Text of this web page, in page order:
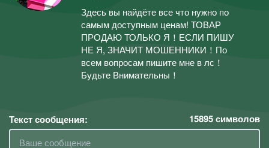
Здесь вы найдёте все что нужно по
самым доступным ценам! ТОВАР
ПРОДАЮ ТОЛЬКО Я！ЕСЛИ ПИШУ
НЕ Я, ЗНАЧИТ МОШЕННИКИ！По
всем вопросам пишите мне в лс！
Будьте Внимательны！
Текст сообщения: 15895символов